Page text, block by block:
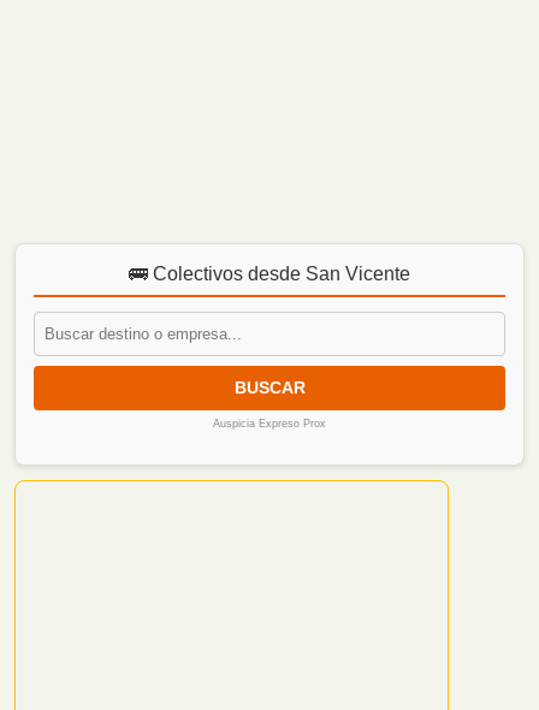
🚌 Colectivos desde San Vicente
BUSCAR
Auspicia Expreso Prox